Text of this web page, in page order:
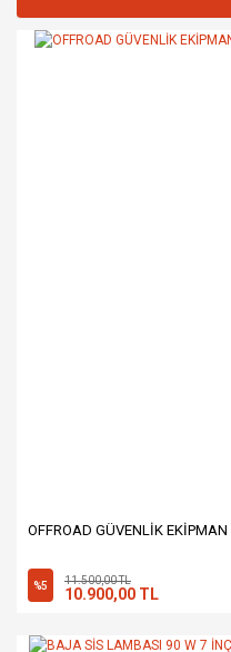
OFFROAD GÜVENLİK
%5 11.500,00 TL
10.900,00 TL